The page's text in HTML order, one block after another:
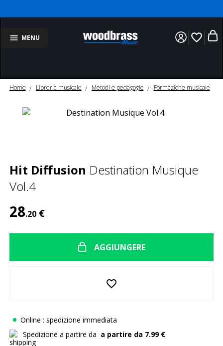
MENU favorite_border
Home Libreria musicale Metodi e pedagogie Formazione musicale
Hit Diffusion Destination Musique
Vol.4
28.20€
AGGIUNGERE
favorite_border
Online : spedizione immediata
Spedizione a partire da a partire da 7.99 €